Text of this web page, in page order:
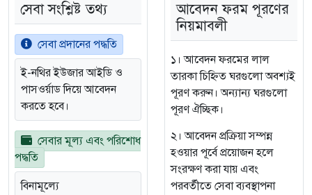
সেবা সংশ্লিষ্ট তথ্য
সেবা প্রদানের পদ্ধতি
ই-নথির ইউজার আইডি ও
পাসওর্য়াড দিয়ে আবেদন
করতে হবে।
সেবার মূল্য এবং পরিশোধ
পদ্ধতি
বিনামূল্যে
আবেদন ফরম পূরণের
নিয়মাবলী
১। আবেদন ফরমের লাল
তারকা চিহ্নিত ঘরগুলো অবশ্যই
পূরণ করুন। অন্যান্য ঘরগুলো
পূরণ ঐচ্ছিক।
২। আবেদন প্রক্রিয়া সম্পন্ন
হওয়ার পূর্বে প্রয়োজন হলে
সংরক্ষণ করা যায় এবং
পরবর্তীতে সেবা ব্যবস্থাপনা